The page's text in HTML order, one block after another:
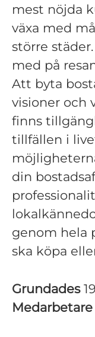
mest nöjda
växa med
större
med på
Att byta
visioner och
finns
tillfällen i
din
genom hela
ska köpa
Grundades
Medarbetare